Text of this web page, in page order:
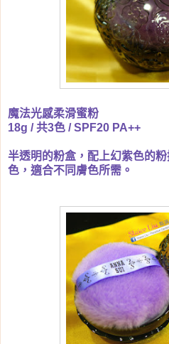
魔法光感柔滑蜜粉
18g / 共3色 / SPF20 PA++
半透明的粉盒，配上幻紫色的
色，適合不同膚色所需。